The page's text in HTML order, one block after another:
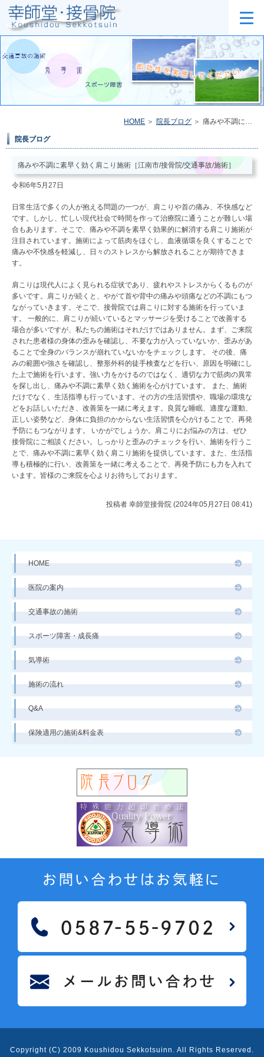
HOME 院長ブログ 痛みや不調に素早く効く肩こり施術［江南市/接骨院/交通事故/施術］
院長ブログ
痛みや不調に素早く効く肩こり施術［江南市/接骨院/交通事故/施術］
令和6年5月27日
日常生活で多くの人が抱える問題の一つが、肩こりや首の痛み、不快感など
です。しかし、忙しい現代社会で時間を作って治療院に通うことが難しい場
合もあります。そこで、痛みや不調を素早く効果的に解消する肩こり施術が
注目されています。施術によって筋肉をほぐし、血液循環を良くすることで
痛みや不快感を軽減し、日々のストレスから解放されることが期待できま
す。
肩こりは現代人によく見られる症状であり、疲れやストレスからくるものが
多いです。肩こりが続くと、やがて首や背中の痛みや頭痛などの不調にもつ
ながっていきます。そこで、接骨院では肩こりに対する施術を行っていま
す。 一般的に、肩こりが続いているとマッサージを受けることで改善する
場合が多いですが、私たちの施術はそれだけではありません。まず、ご来院
された患者様の身体の歪みを確認し、不要な力が入っていないか、歪みがあ
ることで全身のバランスが崩れていないかをチェックします。 その後、痛
みの範囲や強さを確認し、整形外科的徒手検査などを行い、原因を明確にし
た上で施術を行います。強い力をかけるのではなく、適切な力で筋肉の異常
を探し出し、痛みや不調に素早く効く施術を心がけています。 また、施術
だけでなく、生活指導も行っています。その方の生活習慣や、職場の環境な
どをお話しいただき、改善策を一緒に考えます。良質な睡眠、適度な運動、
正しい姿勢など、身体に負担のかからない生活習慣を心がけることで、再発
予防にもつながります。 いかがでしょうか。肩こりにお悩みの方は、ぜひ
接骨院にご相談ください。しっかりと歪みのチェックを行い、施術を行うこ
とで、痛みや不調に素早く効く肩こり施術を提供しています。また、生活指
導も積極的に行い、改善策を一緒に考えることで、再発予防にも力を入れて
います。皆様のご来院を心よりお待ちしております。
投稿者 幸師堂接骨院 (2024年05月27日 08:41)
HOME
医院の案内
交通事故の施術
スポーツ障害・成長痛
気導術
施術の流れ
Q&A
保険適用の施術&料金表
お問い合わせはお気軽に
Copyright (C) 2009 Koushidou Sekkotsuinn . All Rights Reserved.